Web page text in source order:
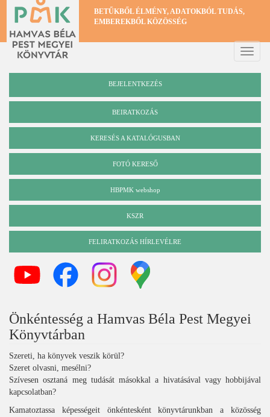
Ugrás
tartalomra
BETŰKBŐL ÉLMÉNY, ADATOKBÓL TUDÁS,
EMBEREKBŐL KÖZÖSSÉG
Toggle
BEJELENTKEZÉS
BEIRATKOZÁS
Katalógus
KERESÉS A KATALÓGUSBAN
FOTÓ KERESŐ
HBPMK webshop
KSZR
FELIRATKOZÁS HÍRLEVÉLRE
Önkéntesség a Hamvas Béla Pest Megyei
Könyvtárban
Szereti, ha könyvek veszik körül?
Szeret olvasni, mesélni?
Szívesen osztaná meg tudását másokkal a hivatásával vagy hobbijával
kapcsolatban?
Kamatoztassa képességeit önkéntesként könyvtárunkban a közösség